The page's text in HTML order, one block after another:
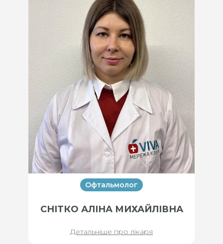
Офтальмолог
СНІТКО АЛІНА МИХАЙЛІВНА
Детальніше про лікаря